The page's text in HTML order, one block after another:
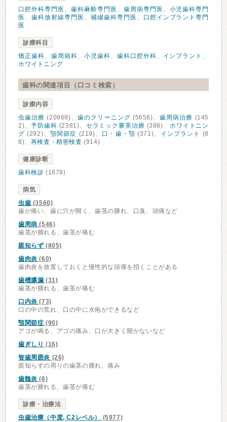
口腔外科専門医 、 歯科麻酔専門医 、 歯周病専門医 、 小児歯科専門
医 、 歯科放射線専門医 、 補綴歯科専門医 、 口腔インプラント専門
医
診療科目
矯正歯科、 歯周病科、 小児歯科、 歯科口腔外科、 インプラント 、
ホワイトニング
歯科の関連項目（口コミ検索）
診療内容
虫歯治療 (20969)、歯のクリーニング (5658)、歯周病治療 (145
2)、予防歯科 (2381)、 セラミック審美治療 (388)、 ホワイトニン
グ (292)、 顎関節症 (219)、 口・歯・顎 (371)、 インプラント
(8
8)、 再検査・精密検査 (914)
健康診断
歯科検診 (1678)
病気
虫歯 (3560)
歯が痛い、歯に穴が開く、歯茎の腫れ、口臭、頭痛など
歯周病 (546)
歯茎が腫れる、歯茎が痛む
親知らず (805)
歯肉炎 (60)
歯肉炎を放置しておくと慢性的な頭痛を招くことがある
歯槽膿漏 (31)
歯茎が腫れる、歯茎が痛む
口内炎 (73)
口の中の荒れ、口の中に水疱ができるなど
顎関節症 (90)
アゴが鳴る、アゴの痛み、口が大きく開かないなど
歯ぎしり (16)
智歯周囲炎 (26)
親知らずの周りの歯茎の腫れ、痛み
歯髄炎 (6)
歯茎が腫れる、歯茎が痛む
診療・治療法
虫歯治療（中度, C2レベル）
(5977)